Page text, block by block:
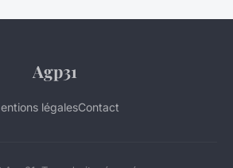
Agp31
légalesContact